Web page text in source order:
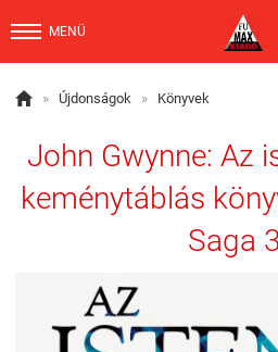
MENÜ
 » Újdonságok » Könyvek
John Gwynne: Az
keménytáblás
Saga